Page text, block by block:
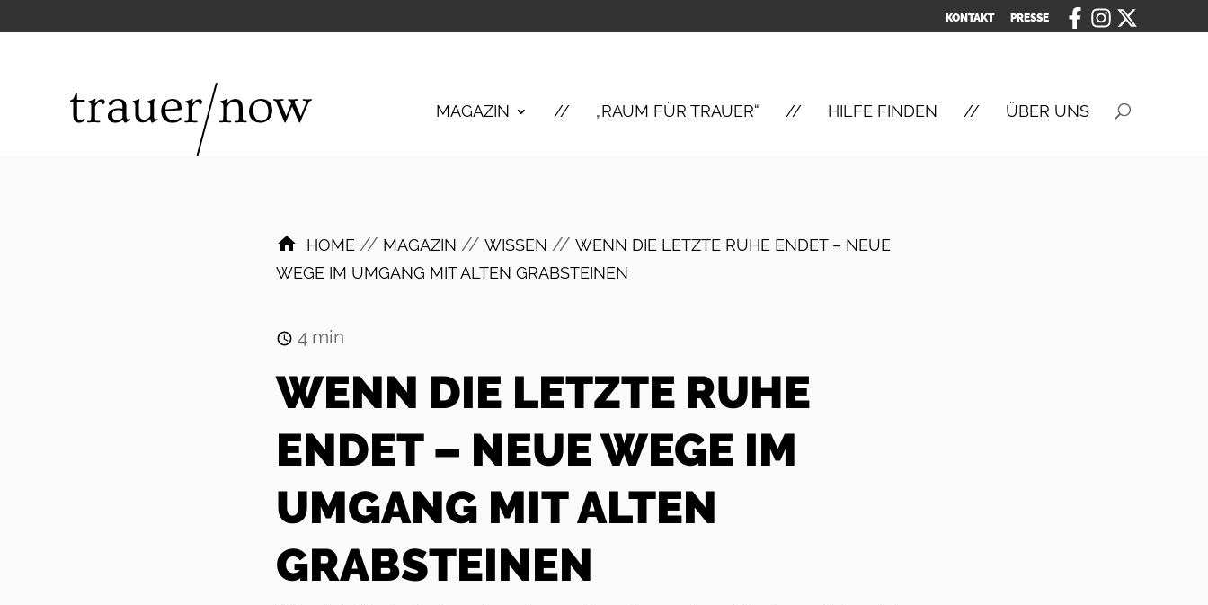
KONTAKT PRESSE
MAGAZIN „RAUM FÜR TRAUER“ HILFE FINDEN ÜBER UNS
HOME // MAGAZIN // WISSEN // WENN DIE LETZTE RUHE ENDET – NEUE
WEGE IM UMGANG MIT ALTEN GRABSTEINEN
4 min
WENN DIE LETZTE RUHE
ENDET – NEUE WEGE IM
UMGANG MIT ALTEN
GRABSTEINEN